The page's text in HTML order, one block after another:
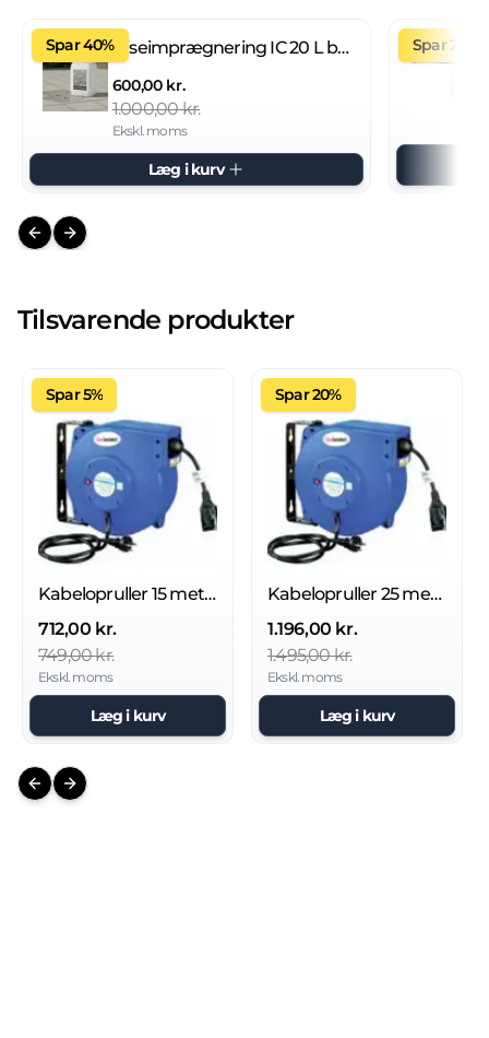
Spar 40% Fliseimprægnering IC 20 L brugsklar
600,00 kr.
1.000,00 kr.
Ekskl. moms
Læg i kurv
Spar 27%
Previous slide
Next slide
Tilsvarende produkter
Spar 5%
Kabelopruller 15 meter Serie 605
712,00 kr.
749,00 kr.
Ekskl. moms
Læg i kurv
Spar 20%
Kabelopruller 25 meter Serie 605
1.196,00 kr.
1.495,00 kr.
Ekskl. moms
Læg i kurv
Previous slide
Next slide